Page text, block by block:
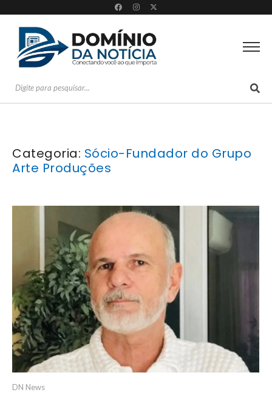
Categoria: Sócio-Fundador do Grupo
Arte Produções
DN News